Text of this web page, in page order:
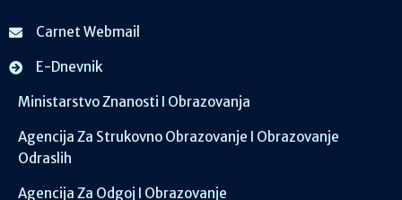
Carnet Webmail
E-Dnevnik
Ministarstvo Znanosti I Obrazovanja
Agencija Za Strukovno Obrazovanje I Obrazovanje
Odraslih
Agencija Za Odgoj I Obrazovanje